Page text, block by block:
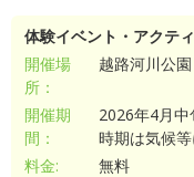
体験イベント・アクテ
開催場
所：
越路河川公園
開催期
間：
2026年4月
時期は気候等
料金:
無料